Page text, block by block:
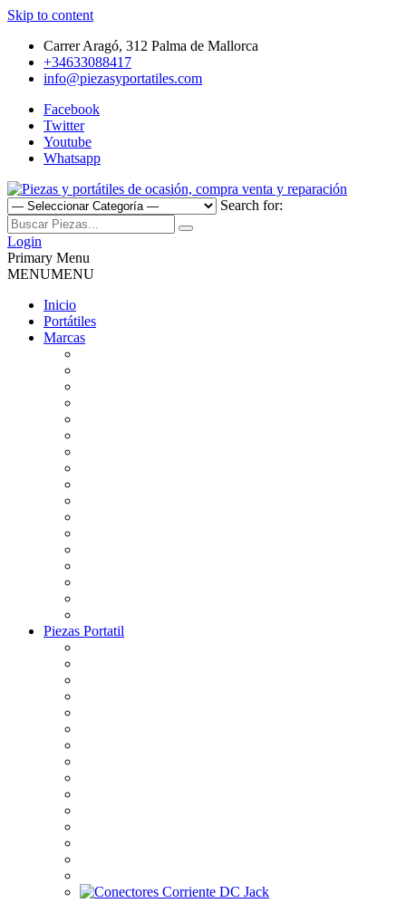
Skip to content
Carrer Aragó, 312 Palma de Mallorca
+34633088417
info@piezasyportatiles.com
Facebook
Twitter
Youtube
Whatsapp
Piezas y portátiles de ocasión,
compra venta y reparación
Todo lo que necesitas para reparar tu portatil, Pantallas, Teclas,
Teclados, Baterías, Carcasas, Placas, Gráficas, Procesadores,
Ventiladores
Search for:
Login
Primary Menu
MENUMENU
Inicio
Portátiles
Marcas
Piezas Portatil